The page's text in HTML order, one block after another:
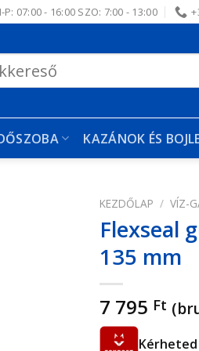
P: 07:00 - 16:00 SZO: 7:00 - 13:00
KAZÁNOK ÉS
KEZDŐLAP / VÍZ-
Flexseal
135 mm
7 795 Ft
Kérheted